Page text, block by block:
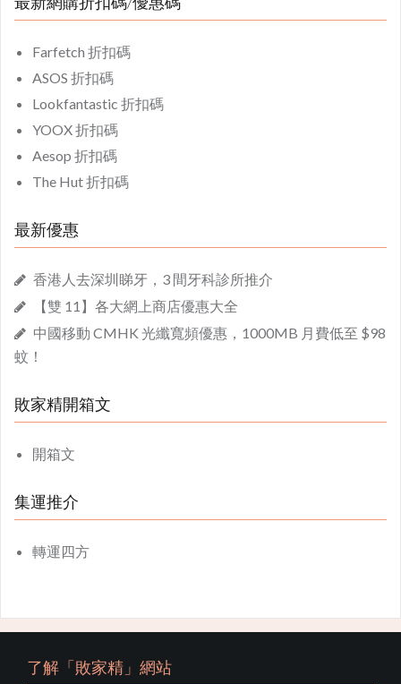
Farfetch 折扣碼
ASOS 折扣碼
Lookfantastic 折扣碼
YOOX 折扣碼
Aesop 折扣碼
The Hut 折扣碼
最新優惠
香港人去深圳睇牙，3 間牙科診所推介
【雙 11】各大網上商店優惠大全
中國移動 CMHK 光纖寬頻優惠，1000MB 月費低至 $98
蚊！
敗家精開箱文
開箱文
集運推介
轉運四方
了解「敗家精」網站